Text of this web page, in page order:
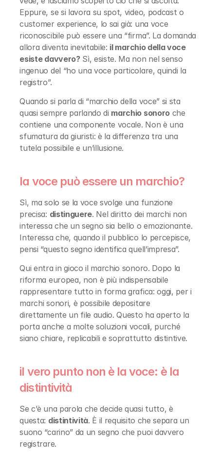
corso giacomo matteotti, 58
faenza ra, italia
P.IVA 01367440391
Contatti
Privacy Policy
ivanapantieri
Referenze
Copyright © 2016 - 2024 DESIGN + COMMUNICATION
Eppure, se si lavora su spot, video, podcast o
customer experience, lo sai già: una voce
riconoscibile può essere una “firma”. La domanda
allora diventa inevitabile: il marchio della voce
esiste davvero? Sì, esiste. Ma non nel senso
ingenuo del “ho una voce particolare, quindi la
registro”.
Quando si parla di “marchio della voce” si sta
quasi sempre parlando di marchio sonoro che
contiene una componente vocale. Non è una
sfumatura da giuristi: è la differenza tra una
tutela possibile e un’illusione.
la voce può essere un marchio?
Sì, ma solo se la voce svolge una funzione
precisa: distinguere. Nel diritto dei marchi non
interessa che un segno sia bello o emozionante.
Interessa che, quando il pubblico lo percepisce,
pensi “questo segno identifica quell’impresa”.
Qui entra in gioco il marchio sonoro. Dopo la
riforma europea, non è più indispensabile
rappresentare tutto in forma grafica: oggi, per i
marchi sonori, è possibile depositare
direttamente un file audio. Questo ha aperto la
porta anche a molte soluzioni vocali, purché
siano chiare, replicabili e soprattutto distintive.
il vero punto non è la voce: è la
distintività
Se c’è una parola che decide quasi tutto, è
questa: distintività. È il requisito che separa un
suono “carino” da un segno che puoi davvero
registrare.